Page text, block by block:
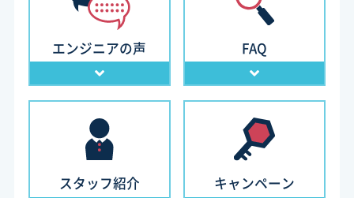
エンジニアの声 FAQ
スタッフ紹介 キャンペーン